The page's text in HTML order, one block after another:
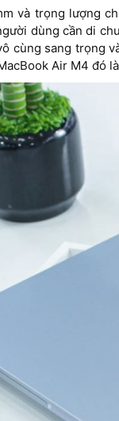
và trọng lượng
dùng cần di
cùng sang trọng
Air M4 đó